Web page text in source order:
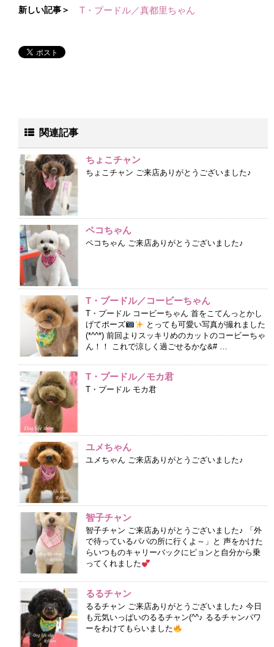
新しい記事＞ T・プードル／真都里ちゃん
関連記事
ちょこチャン
ちょこチャン ご来店ありがとうございました♪
ペコちゃん
ペコちゃん ご来店ありがとうございました♪
T・プードル／コービーちゃん
T・プードル コービーちゃん 首をこてんっとかし
げてポーズ
とっても可愛い写真が撮れました
(*^^*) 前回よりスッキリめのカットのコービーちゃ
ん！！ これで涼しく過ごせるかな&# …
T・プードル／モカ君
T・プードル モカ君
ユメちゃん
ユメちゃん ご来店ありがとうございました♪
智子チャン
智子チャン ご来店ありがとうございました♪ 「外
で待っているパパの所に行くよ～」と 声をかけた
らいつものキャリーバックにピョンと自分から乗
ってくれました
るるチャン
るるチャン ご来店ありがとうございました♪ 今日
も元気いっぱいのるるチャン(^^♪ るるチャンパワ
ーをわけてもらいました